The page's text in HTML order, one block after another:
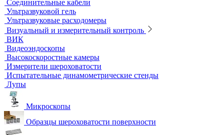
Сухие бани
Термостаты
Термостаты жидкостные
Термостаты твердотельные
Химическое и биохимическое потребление кислорода
Ультразвуковой неразрушающий контроль
Ультразвуковые дефектоскопы
Ультразвуковые толщиномеры
Стандартные образцы (СОП)
Автоматизированный контроль
Преобразователи и аксессуары
Сканирующие устройства
Соединительные кабели
Ультразвуковой гель
Ультразвуковые расходомеры